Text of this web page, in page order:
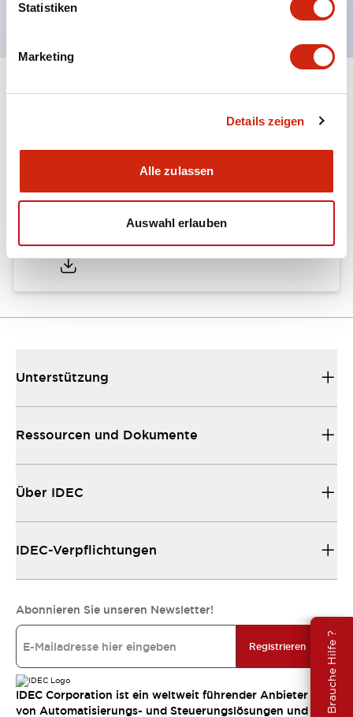
Statistiken
Marketing
Details zeigen
Alle zulassen
Auswahl erlauben
Brauche Hilfe ?
Unterstützung
Ressourcen und Dokumente
Über IDEC
IDEC-Verpflichtungen
Abonnieren Sie unseren Newsletter!
Registrieren
IDEC Corporation ist ein weltweit führender Anbieter
von Automatisierungs- und Steuerungslösungen und